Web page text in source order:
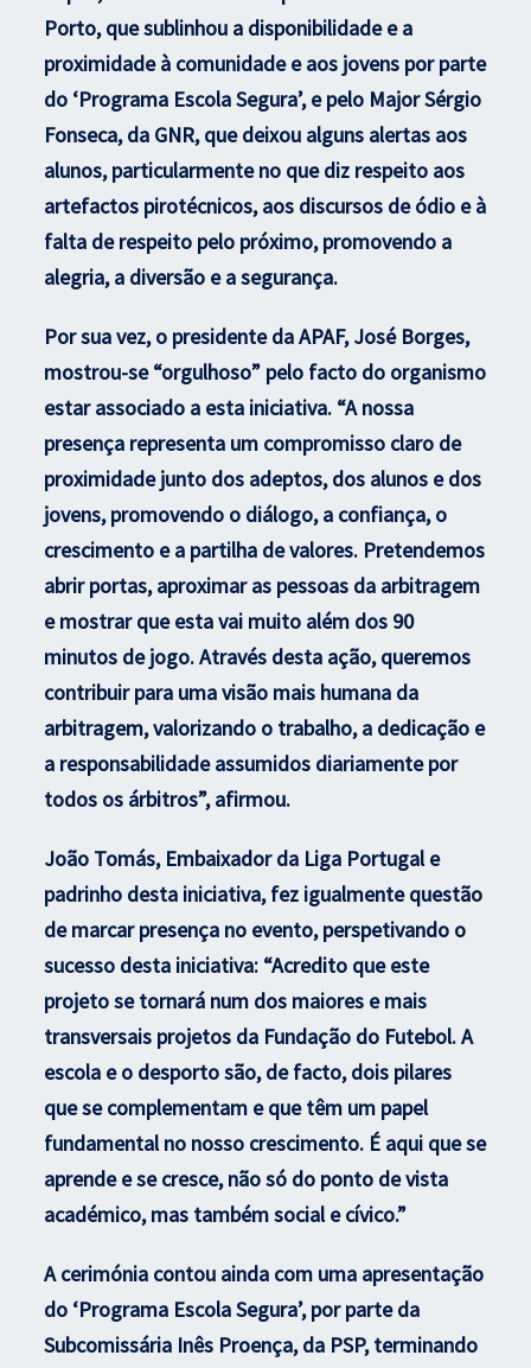
Porto, que sublinhou a disponibilidade e a
proximidade à comunidade e aos jovens por parte
do ‘Programa Escola Segura’, e pelo Major Sérgio
Fonseca, da GNR, que deixou alguns alertas aos
alunos, particularmente no que diz respeito aos
artefactos pirotécnicos, aos discursos de ódio e à
falta de respeito pelo próximo, promovendo a
alegria, a diversão e a segurança.
Por sua vez, o presidente da APAF, José Borges,
mostrou-se “orgulhoso” pelo facto do organismo
estar associado a esta iniciativa. “A nossa
presença representa um compromisso claro de
proximidade junto dos adeptos, dos alunos e dos
jovens, promovendo o diálogo, a confiança, o
crescimento e a partilha de valores. Pretendemos
abrir portas, aproximar as pessoas da arbitragem
e mostrar que esta vai muito além dos 90
minutos de jogo. Através desta ação, queremos
contribuir para uma visão mais humana da
arbitragem, valorizando o trabalho, a dedicação e
a responsabilidade assumidos diariamente por
todos os árbitros”, afirmou.
João Tomás, Embaixador da Liga Portugal e
padrinho desta iniciativa, fez igualmente questão
de marcar presença no evento, perspetivando o
sucesso desta iniciativa: “Acredito que este
projeto se tornará num dos maiores e mais
transversais projetos da Fundação do Futebol. A
escola e o desporto são, de facto, dois pilares
que se complementam e que têm um papel
fundamental no nosso crescimento. É aqui que se
aprende e se cresce, não só do ponto de vista
académico, mas também social e cívico.”
A cerimónia contou ainda com uma apresentação
do ‘Programa Escola Segura’, por parte da
Subcomissária Inês Proença, da PSP, terminando